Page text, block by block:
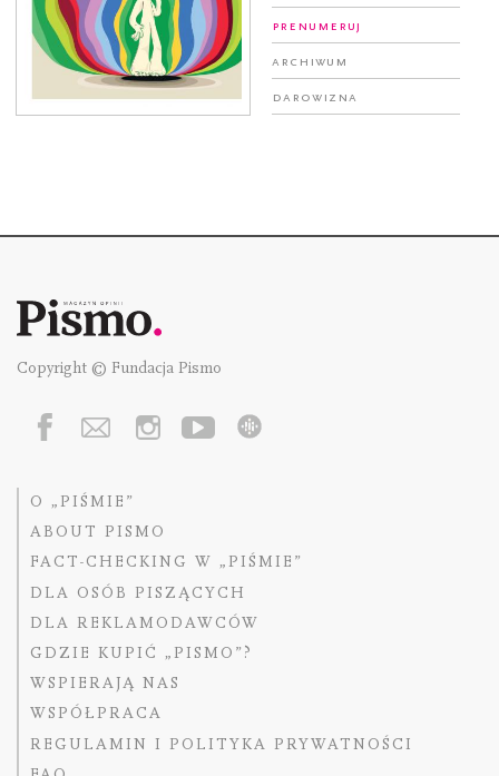
Prenumeruj
Archiwum
Darowizna
Copyright © Fundacja Pismo
O „PIŚMIE”
ABOUT PISMO
FACT-CHECKING W „PIŚMIE”
DLA OSÓB PISZĄCYCH
DLA REKLAMODAWCÓW
GDZIE KUPIĆ „PISMO”?
WSPIERAJĄ NAS
WSPÓŁPRACA
REGULAMIN I POLITYKA PRYWATNOŚCI